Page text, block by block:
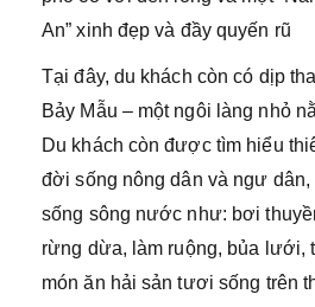
An” xinh đẹp và đầy quyến rũ
Tại đây, du khách còn có dịp
Bảy Mẫu – một ngôi làng nhỏ
Du khách còn được tìm hiểu
đời sống nông dân và ngư dân,
sống sông nước như: bơi
rừng dừa, làm ruộng, bủa lưới,
món ăn hải sản tươi sống trên